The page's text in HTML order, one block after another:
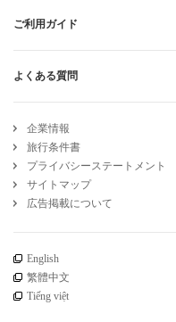
ご利用ガイド
よくある質問
企業情報
旅行条件書
プライバシーステートメント
サイトマップ
広告掲載について
English
繁體中文
Tiếng việt